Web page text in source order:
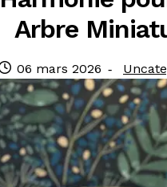
Arbre
Publié
le
06 mars 2026
: